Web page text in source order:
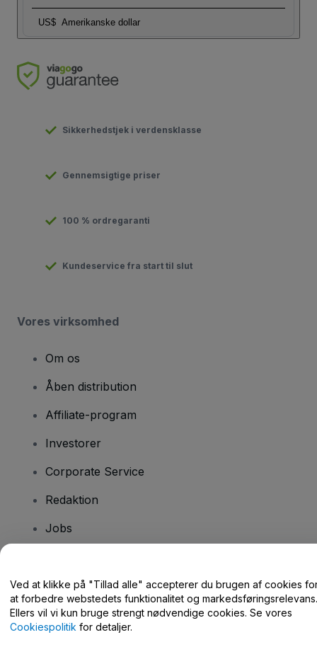
US$ Amerikanske dollar
Sikkerhedstjek i verdensklasse
Gennemsigtige priser
100 % ordregaranti
Kundeservice fra start til slut
Vores virksomhed
Om os
Åben distribution
Affiliate-program
Investorer
Corporate Service
Redaktion
Jobs
Har du spørgsmål?
Hjælpecenter / Kontakt os
Ved at klikke på "Tillad alle" accepterer du brugen af cookies
at forbedre webstedets funktionalitet og markedsføringsrelevans.
Ellers vil vi kun bruge strengt nødvendige cookies. Se vores
Cookiespolitik for detaljer.